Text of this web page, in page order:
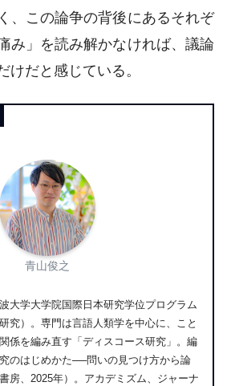
、この論争の背後にあるそれぞ
み」を読み解かなければ、議論
けだと感じている。
青山俊之
大学大学院国際日本研究学位プログラム
究）。専門は言語人類学を中心に、こと
係を編み直す「ディスコース研究」。編
のはじめかた──問いの見つけ方から論
房、2025年）。アカデミズム、ジャーナ